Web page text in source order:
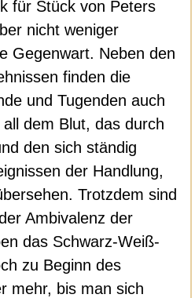
für Stück von Peters
nicht weniger
Gegenwart. Neben den
finden die
und Tugenden auch
dem Blut, das durch
den sich ständig
der Handlung,
Trotzdem sind
Ambivalenz der
das Schwarz-Weiß-
zu Beginn des
mehr, bis man sich